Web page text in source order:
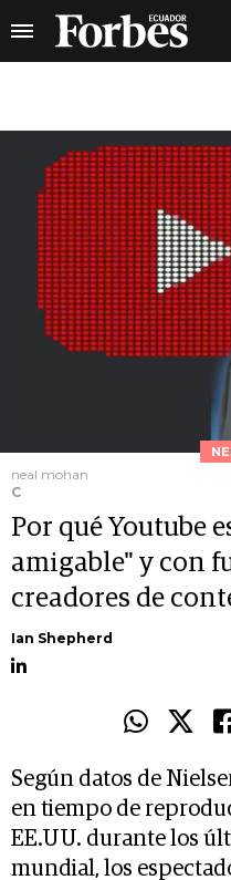
neal mohan
C
Por qué Youtube
amigable" y con
creadores de
Ian Shepherd
Según datos de
en tiempo de
EE.UU. durante los
mundial, los